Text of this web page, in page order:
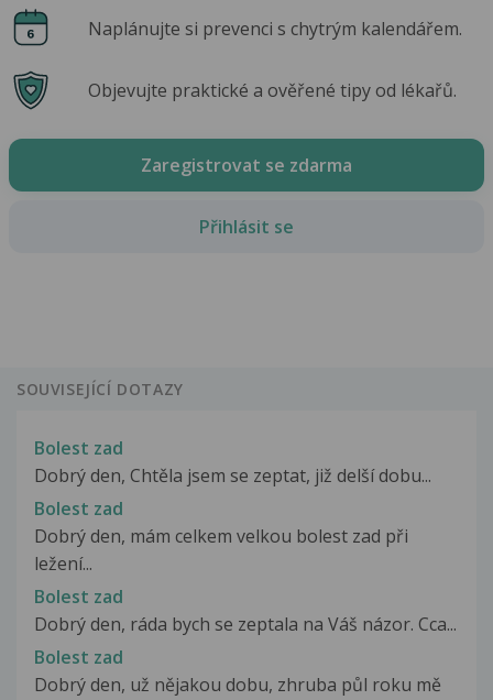
Naplánujte si prevenci s chytrým kalendářem.
Objevujte praktické a ověřené tipy od lékařů.
Zaregistrovat se zdarma
Přihlásit se
SOUVISEJÍCÍ DOTAZY
Bolest zad
Dobrý den, Chtěla jsem se zeptat, již delší dobu...
Bolest zad
Dobrý den, mám celkem velkou bolest zad při
ležení...
Bolest zad
Dobrý den, ráda bych se zeptala na Váš názor. Cca...
Bolest zad
Dobrý den, už nějakou dobu, zhruba půl roku mě